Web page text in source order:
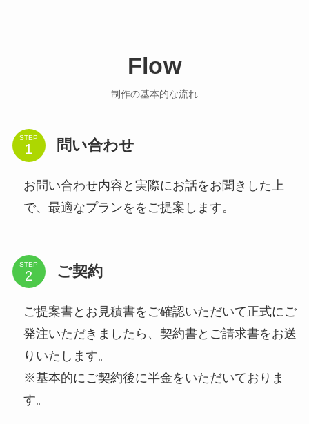
Flow
制作の基本的な流れ
STEP 問い合わせ
お問い合わせ内容と実際にお話をお聞きした上
で、最適なプランををご提案します。
STEP ご契約
ご提案書とお見積書をご確認いただいて正式にご
発注いただきましたら、契約書とご請求書をお送
りいたします。
※基本的にご契約後に半金をいただいておりま
す。